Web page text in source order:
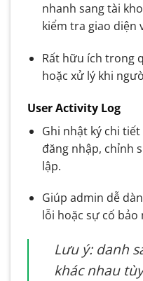
nhanh sang tài
kiểm tra giao diện
Rất hữu ích trong
hoặc xử lý khi
User Activity Log
Ghi nhật ký chi
đăng nhập, chỉnh
lập.
Giúp admin dễ
lỗi hoặc sự cố bảo
Lưu ý: danh
khác nhau